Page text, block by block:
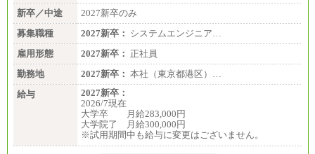
新卒／中途
2027新卒のみ
募集職種
2027新卒： システムエンジニア…
雇用形態
2027新卒： 正社員
勤務地
2027新卒： 本社（東京都港区）…
給与
2027新卒：
2026/7現在
大学卒 月給283,000円
大学院了 月給300,000円
※試用期間中も給与に変更はございません。